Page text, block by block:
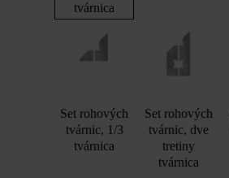
tvárnica
Set rohových
tvárnic, 1/3
tvárnica
Set rohových
tvárnic, dve
tretiny
tvárnica